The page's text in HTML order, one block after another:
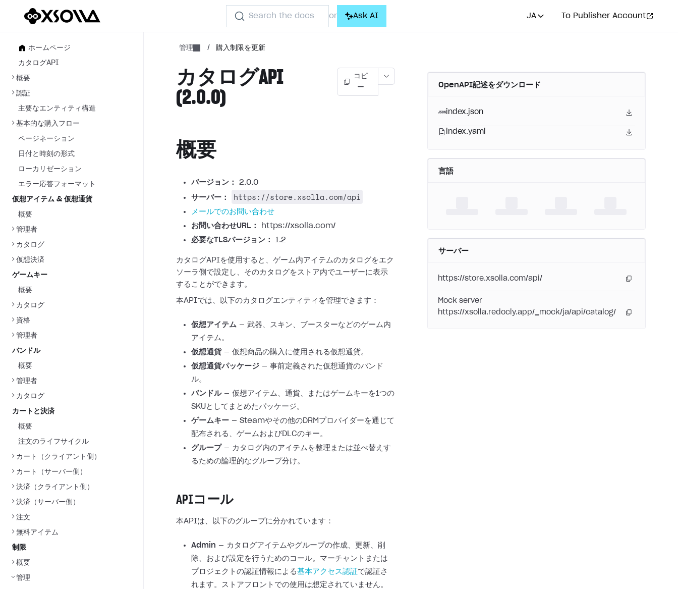
Search the docs or Ask AI JA To Publisher Account
ホームページ
カタログAPI
概要
認証
主要なエンティティ構造
基本的な購入フロー
ページネーション
日付と時刻の形式
ローカリゼーション
エラー応答フォーマット
仮想アイテム & 仮想通貨
概要
管理者
カタログ
仮想決済
ゲームキー
概要
カタログ
資格
管理者
バンドル
概要
管理者
カタログ
カートと決済
概要
注文のライフサイクル
カート（クライアント側）
カート（サーバー側）
決済（クライアント側）
決済（サーバー側）
注文
無料アイテム
制限
概要
管理
管理 / 購入制限を更新
カタログAPI
(2.0.0)
コピ
ー
概要
バージョン：
2.0.0
サーバー：
https://store.xsolla.com/api
メールでのお問い合わせ
お問い合わせURL：
https://xsolla.com/
必要なTLSバージョン：
1.2
カタログAPIを使用すると、ゲーム内アイテムのカタログをエク
ソーラ側で設定し、そのカタログをストア内でユーザーに表示
することができます。
本APIでは、以下のカタログエンティティを管理できます：
仮想アイテム — 武器、スキン、ブースターなどのゲーム内
アイテム。
仮想通貨— 仮想商品の購入に使用される仮想通貨。
仮想通貨パッケージ — 事前定義された仮想通貨のバンド
ル。
バンドル— 仮想アイテム、通貨、またはゲームキーを1つの
SKUとしてまとめたパッケージ。
ゲームキー — Steamやその他のDRMプロバイダーを通じて
配布される、ゲームおよびDLCのキー。
グループ — カタログ内のアイテムを整理または並べ替えす
るための論理的なグループ分け。
APIコール
本APIは、以下のグループに分かれています：
Admin — カタログアイテムやグループの作成、更新、削
除、および設定を行うためのコール。マーチャントまたは
プロジェクトの認証情報による基本アクセス認証で認証さ
れます。ストアフロントでの使用は想定されていません。
OpenAPI記述をダウンロード
index.json
index.yaml
言語
サーバー
https://store.xsolla.com/api/
Mock server
https://xsolla.redocly.app/_mock/ja/api/catalog/